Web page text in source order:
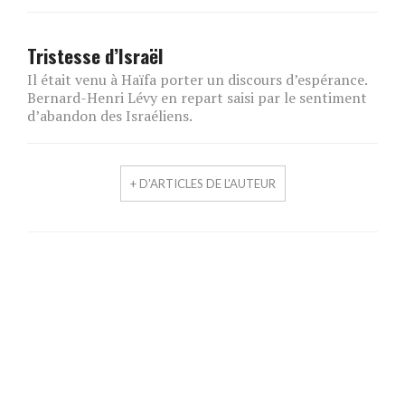
Tristesse d’Israël
Il était venu à Haïfa porter un discours d’espérance.
Bernard-Henri Lévy en repart saisi par le sentiment
d’abandon des Israéliens.
+ D'ARTICLES DE L'AUTEUR